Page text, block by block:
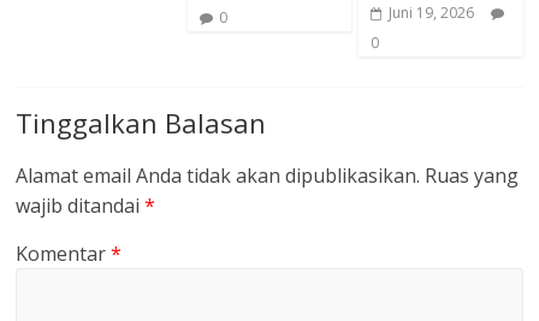
0
Juni 19, 2026
0
Tinggalkan Balasan
Alamat email Anda tidak akan dipublikasikan. Ruas yang
wajib ditandai*
Komentar*